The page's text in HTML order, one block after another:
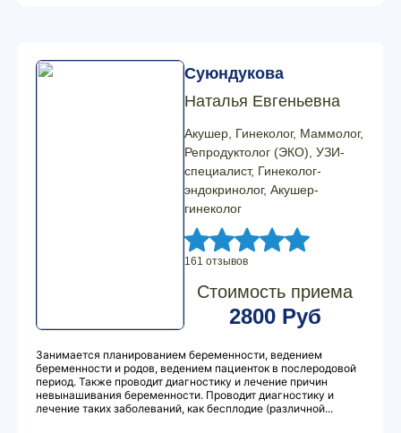
Суюндукова
Наталья Евгеньевна
Акушер, Гинеколог, Маммолог,
Репродуктолог (ЭКО), УЗИ-
специалист, Гинеколог-
эндокринолог, Акушер-
гинеколог
161 отзывов
Стоимость приема
2800 Руб
Занимается планированием беременности, ведением
беременности и родов, ведением пациенток в послеродовой
период. Также проводит диагностику и лечение причин
невынашивания беременности. Проводит диагностику и
лечение таких заболеваний, как бесплодие (различной...